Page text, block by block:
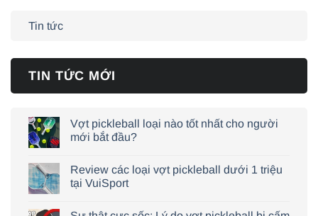
Tin tức
TIN TỨC MỚI
Vợt pickleball loại nào tốt nhất cho người
mới bắt đầu?
Review các loại vợt pickleball dưới 1 triệu
tại VuiSport